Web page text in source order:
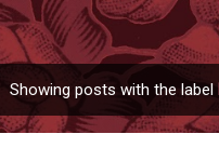
Showing posts with the label